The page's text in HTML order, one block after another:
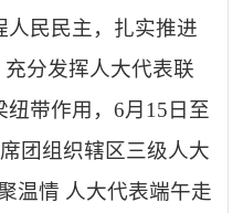
人民民主，扎实推进
充分发挥人大代表联
带作用，6月15日至
团组织辖区三级人大
温情 人大代表端午走